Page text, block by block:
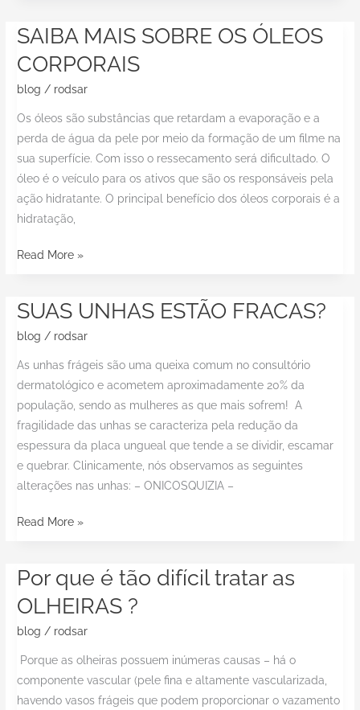
SAIBA MAIS SOBRE OS ÓLEOS
CORPORAIS
blog / rodsar
Os óleos são substâncias que retardam a evaporação e a
perda de água da pele por meio da formação de um filme na
sua superfície. Com isso o ressecamento será dificultado. O
óleo é o veículo para os ativos que são os responsáveis pela
ação hidratante. O principal benefício dos óleos corporais é a
hidratação,
SAIBA
SOBRE
OS
ÓLEOS
CORPORAIS
Read More »
SUAS UNHAS ESTÃO FRACAS?
blog / rodsar
As unhas frágeis são uma queixa comum no consultório
dermatológico e acometem aproximadamente 20% da
população, sendo as mulheres as que mais sofrem! A
fragilidade das unhas se caracteriza pela redução da
espessura da placa ungueal que tende a se dividir, escamar
e quebrar. Clinicamente, nós observamos as seguintes
alterações nas unhas: – ONICOSQUIZIA –
SUAS
ESTÃO
FRACAS?
Read More »
Por que é tão difícil tratar as
OLHEIRAS ?
blog / rodsar
Porque as olheiras possuem inúmeras causas – há o
componente vascular (pele fina e altamente vascularizada,
havendo vasos frágeis que podem proporcionar o vazamento
Por
é
tão
difícil
as